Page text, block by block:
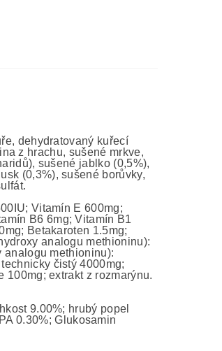
dehydratovaný kuřecí
z hrachu, sušené mrkve,
sušené jablko (0,5%),
(0,3%), sušené borůvky,
Vitamín E 600mg;
B6 6mg; Vitamín B1
Betakaroten 1.5mg;
analogu methioninu):
analogu methioninu):
čistý 4000mg;
100mg; extrakt z rozmarýnu.
9.00%; hrubý popel
0.30%; Glukosamin